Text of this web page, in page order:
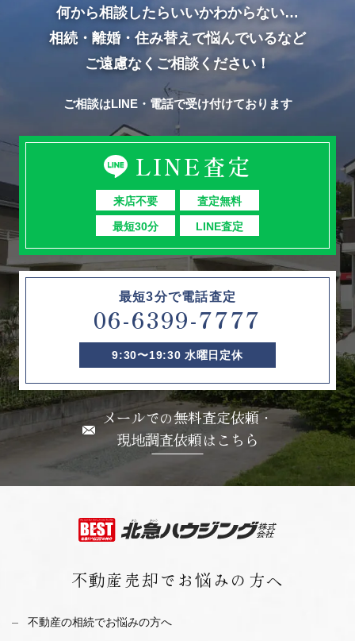
何から相談したらいいかわからない…
相続・離婚・住み替えで悩んでいるなど
ご遠慮なくご相談ください！
ご相談はLINE・電話で受け付けております
LINE査定
来店不要
査定無料
最短30分
LINE査定
最短3分で電話査定
06-6399-7777
9:30〜19:30 水曜日定休
メールでの無料査定依頼・
現地調査依頼はこちら
不動産売却で お悩みの方へ
不動産の相続でお悩みの方へ